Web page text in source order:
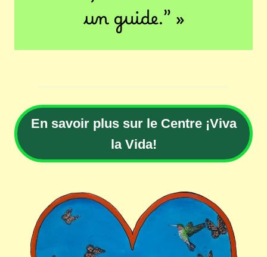
un guide.” »
En savoir plus sur le Centre ¡Viva
la Vida!